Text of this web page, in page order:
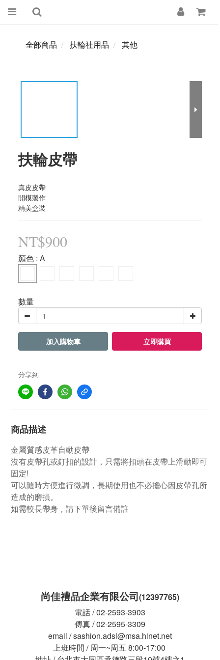
全部商品 扶輪社用品 其他
扶輪皮帶
真皮皮帶
開模製作
精美盒裝
NT$900
顏色 : A
數量
加入購物車 立即購買
分享到
商品描述
金屬質感皮革自動皮帶
沒有皮帶孔或釘扣的設計，只需將扣頭在皮帶上滑動即可
固定!
可以隨時方便進行微調，長期使用也不必擔心因皮帶孔所
造成的磨損。
如需較長帶身，請下單後留言備註
尚佳禮品企業有限公司(12397765)
電話 / 02-2593-3903
傳真 / 02-2595-3309
email / sashion.adsl@msa.hinet.net
上班時間 / 周一~周五 8:00-17:00